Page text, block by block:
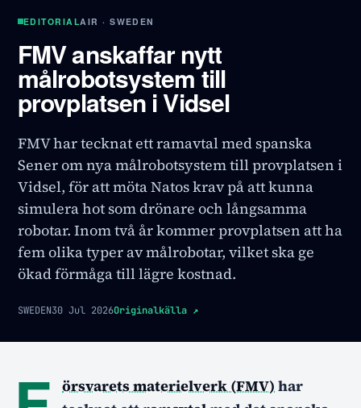
EDITORIALAIR · SWEDEN
FMV anskaffar nytt
målrobotsystem till
provplatsen i Vidsel
FMV har tecknat ett ramavtal med spanska
Sener om nya målrobotsystem till provplatsen i
Vidsel, för att möta Natos krav på att kunna
simulera hot som drönare och långsamma
robotar. Inom två år kommer provplatsen att ha
fem olika typer av målrobotar, vilket ska ge
ökad förmåga till lägre kostnad.
SWEDEN30 Jul 2026Originalkälla ↗
örsvarets materielverk (FMV)har